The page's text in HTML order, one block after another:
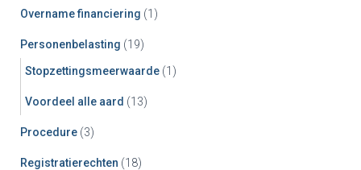
Overname financiering (1)
Personenbelasting (19)
Stopzettingsmeerwaarde (1)
Voordeel alle aard (13)
Procedure (3)
Registratierechten (18)